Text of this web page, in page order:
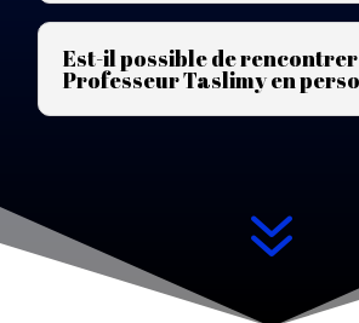
Est-il possible de
Professeur Taslimy en
7